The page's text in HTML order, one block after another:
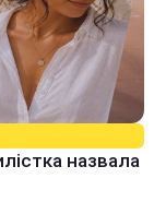
назвала